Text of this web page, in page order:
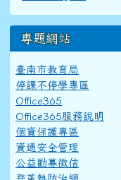
專題網站
臺南市教育局
停課不停學專區
Office365
Office365服務說明
個資保護專區
資通安全管理
公益勸募徵信